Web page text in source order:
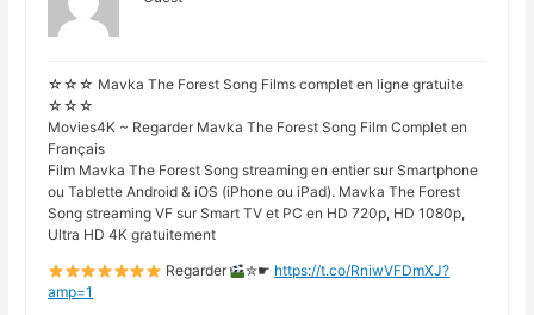
☆☆☆ Mavka The Forest Song Films complet en ligne gratuite
☆☆☆
Movies4K ~ Regarder Mavka The Forest Song Film Complet en
Français
Film Mavka The Forest Song streaming en entier sur Smartphone
ou Tablette Android & iOS (iPhone ou iPad). Mavka The Forest
Song streaming VF sur Smart TV et PC en HD 720p, HD 1080p,
Ultra HD 4K gratuitement
Regarder
✮☛ https://t.co/RniwVFDmXJ?
amp=1